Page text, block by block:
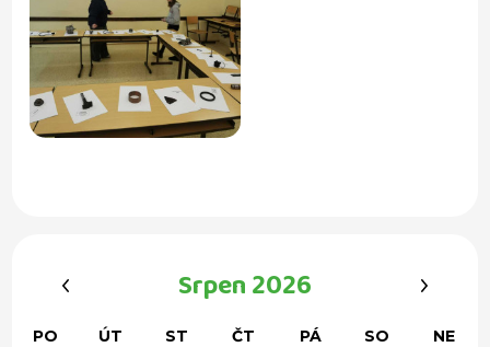
Srpen 2026
PO ÚT ST ČT PÁ SO
NE